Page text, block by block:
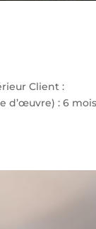
Client :
d’œuvre) : 6